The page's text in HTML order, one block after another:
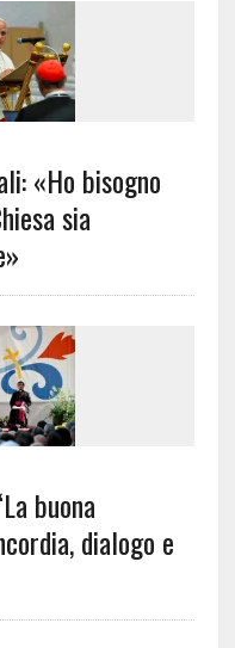
«Ho bisogno
sia
buona
dialogo e